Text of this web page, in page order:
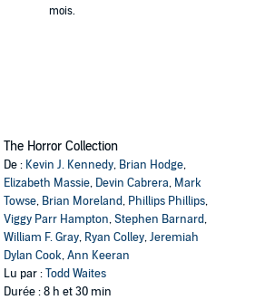
mois.
The Horror Collection
De : Kevin J. Kennedy, Brian Hodge,
Elizabeth Massie, Devin Cabrera, Mark
Towse, Brian Moreland, Phillips Phillips,
Viggy Parr Hampton,Stephen Barnard,
William F. Gray, Ryan Colley,Jeremiah
Dylan Cook,Ann Keeran
Lu par :Todd Waites
Durée : 8 h et 30 min